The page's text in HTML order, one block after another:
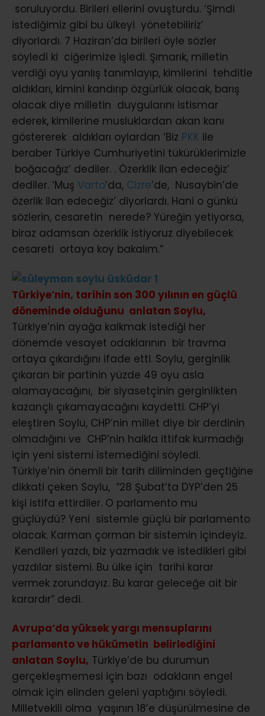
soruluyordu. Birileri ellerini ovuşturdu. ‘Şimdi
istediğimiz gibi bu ülkeyi yönetebiliriz’
diyorlardı. 7 Haziran’da birileri öyle sözler
söyledi ki ciğerimize işledi. Şımarık, milletin
verdiği oyu yanlış tanımlayıp, kimilerini tehditle
aldıkları, kimini kandırıp özgürlük olacak, barış
olacak diye milletin duygularını istismar
ederek, kimilerine musluklardan akan kanı
göstererek aldıkları oylardan ‘Biz PKK ile
beraber Türkiye Cumhuriyetini tükürüklerimizle
boğacağız’ dediler. . Özerklik ilan edeceğiz’
dediler. ‘Muş Varto‘da, Cizre’de, Nusaybin’de
özerlik ilan edeceğiz’ diyorlardı. Hani o günkü
sözlerin, cesaretin nerede? Yüreğin yetiyorsa,
biraz adamsan özerklik istiyoruz diyebilecek
cesareti ortaya koy bakalım.”
Türkiye’nin, tarihin son 300 yılının en güçlü
döneminde olduğunu anlatan Soylu,
Türkiye’nin ayağa kalkmak istediği her
dönemde vesayet odaklarının bir travma
ortaya çıkardığını ifade etti. Soylu, gerginlik
çıkaran bir partinin yüzde 49 oyu asla
alamayacağını, bir siyasetçinin gerginlikten
kazançlı çıkamayacağını kaydetti. CHP’yi
eleştiren Soylu, CHP’nin millet diye bir derdinin
olmadığını ve CHP’nin halkla ittifak kurmadığı
için yeni sistemi istemediğini söyledi.
Türkiye’nin önemli bir tarih diliminden geçtiğine
dikkati çeken Soylu, “28 Şubat’ta DYP’den 25
kişi istifa ettirdiler. O parlamento mu
güçlüydü? Yeni sistemle güçlü bir parlamento
olacak. Karman çorman bir sistemin içindeyiz.
Kendileri yazdı, biz yazmadık ve istedikleri gibi
yazdılar sistemi. Bu ülke için tarihi karar
vermek zorundayız. Bu karar geleceğe ait bir
karardır” dedi.
Avrupa’da yüksek yargı mensuplarını
parlamento ve hükümetin belirlediğini
anlatan Soylu, Türkiye’de bu durumun
gerçekleşmemesi için bazı odakların engel
olmak için elinden geleni yaptığını söyledi.
Milletvekili olma yaşının 18’e düşürülmesine de